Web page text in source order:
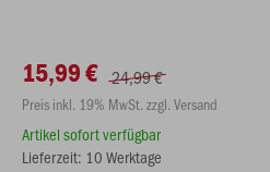
15,99 € 24,99 €
Preis inkl. 19% MwSt. zzgl. Versand
Artikel sofort verfügbar
Lieferzeit: 10 Werktage